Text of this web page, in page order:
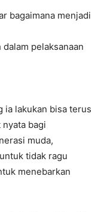
bagaimana menjadi
pelaksanaan
ia lakukan bisa terus
bagi
muda,
tidak ragu
menebarkan